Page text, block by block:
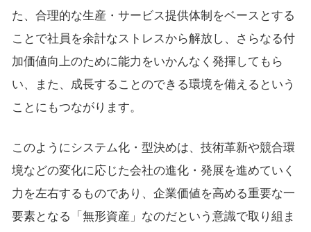
た、合理的な生産・サービス提供体制をベースとする
ことで社員を余計なストレスから解放し、さらなる付
加価値向上のために能力をいかんなく発揮してもら
い、また、成長することのできる環境を備えるという
ことにもつながります。
このようにシステム化・型決めは、技術革新や競合環
境などの変化に応じた会社の進化・発展を進めていく
力を左右するものであり、企業価値を高める重要な一
要素となる「無形資産」なのだという意識で取り組ま